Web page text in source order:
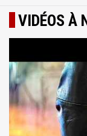
VIDÉOS À